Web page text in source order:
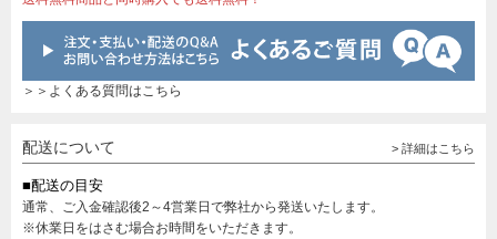
＞＞よくある質問はこちら
配送について > 詳細はこちら
■配送の目安
通常、ご入金確認後2～4営業日で弊社から発送いたします。
※休業日をはさむ場合お時間をいただきます。